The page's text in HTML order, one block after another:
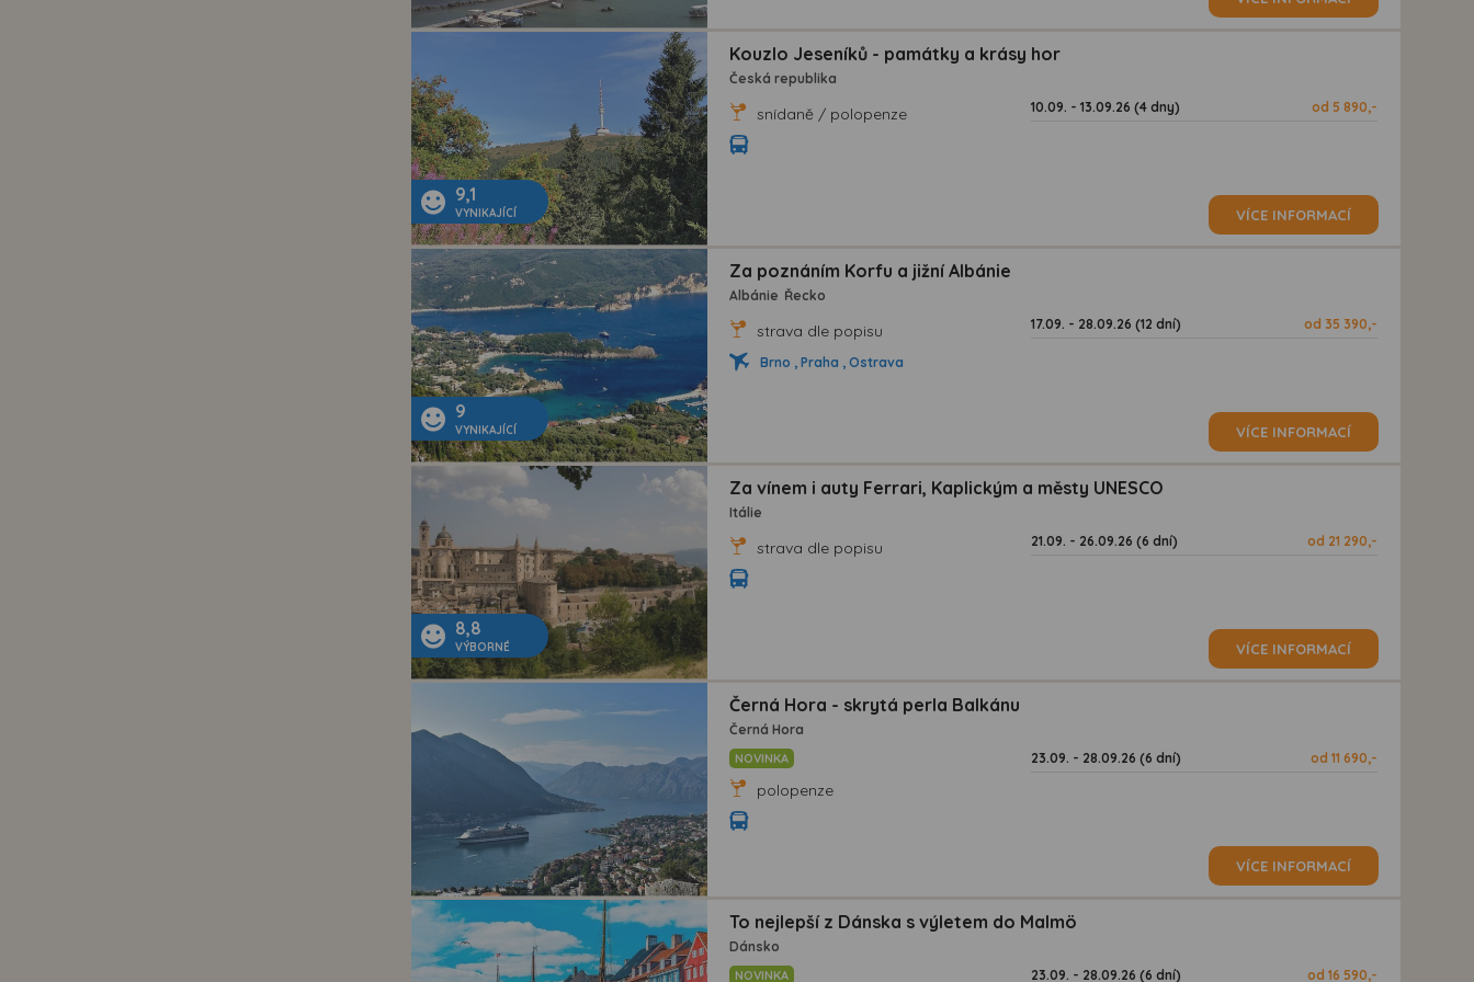
9,1
VYNIKAJÍCÍ
Kouzlo Jeseníků - památky a krásy hor
Česká republika
snídaně / polopenze 10.09. - 13.09.26 (4 dny) od 5 890,-
VÍCE INFORMACÍ
9
VYNIKAJÍCÍ
Za poznáním Korfu a jižní Albánie
Albánie Řecko
strava dle popisu
Brno , Praha , Ostrava
17.09. - 28.09.26 (12 dní) od 35 390,-
VÍCE INFORMACÍ
8,8
VÝBORNÉ
Za vínem i auty Ferrari, Kaplickým a městy UNESCO
Itálie
strava dle popisu 21.09. - 26.09.26 (6 dní) od 21 290,-
VÍCE INFORMACÍ
Černá Hora - skrytá perla Balkánu
Černá Hora
NOVINKA
polopenze
23.09. - 28.09.26 (6 dní) od 11 690,-
VÍCE INFORMACÍ
To nejlepší z Dánska s výletem do Malmö
Dánsko
NOVINKA 23.09. - 28.09.26 (6 dní) od 16 590,-